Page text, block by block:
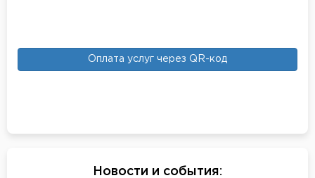
Оплата услуг через QR-код
Новости и события: